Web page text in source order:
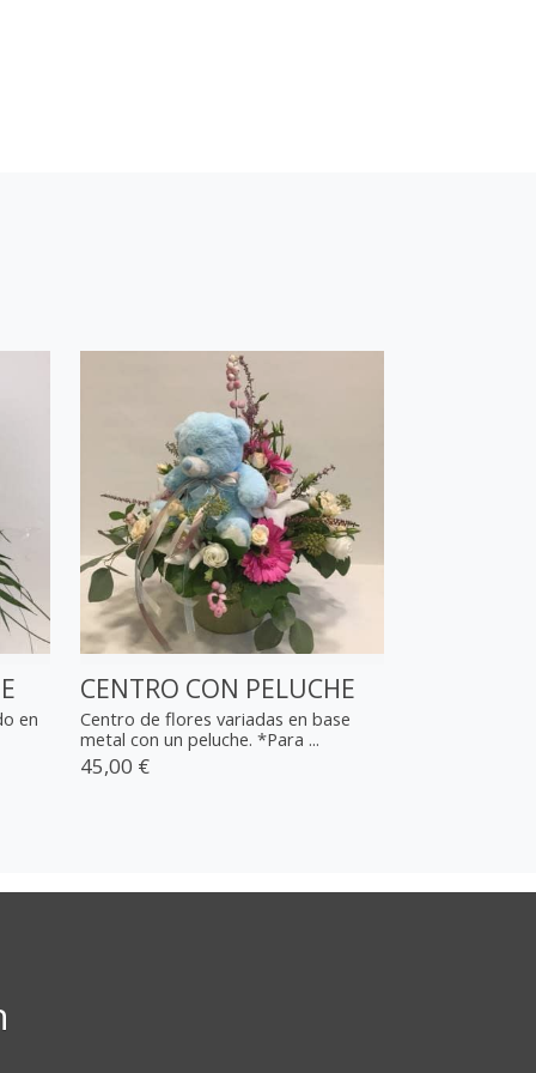
en
CENTRO CON PELUCHE
Centro de flores variadas en base
metal con un peluche. *Para ...
45,00 €